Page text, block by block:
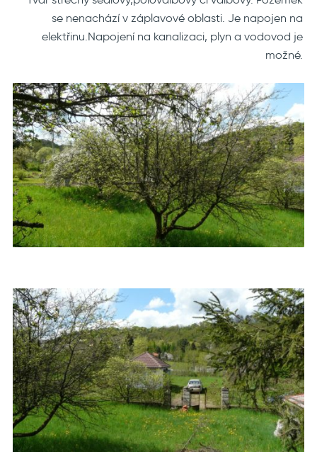
se nenachází v záplavové oblasti. Je napojen na
elektřinu.Napojení na kanalizaci, plyn a vodovod je
možné.